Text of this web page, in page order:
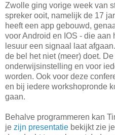
Zwolle ging vorige week van
spreker ooit, namelijk de 17
heeft een app gebouwd,
voor Android en IOS - die
lesuur een signaal laat
de bel het niet (meer) doet.
onderwijsinstelling en voor
worden. Ook voor deze
en bij iedere workshopronde
gaan.
Behalve programmeren kan
je zijn presentatie bekijkt zie